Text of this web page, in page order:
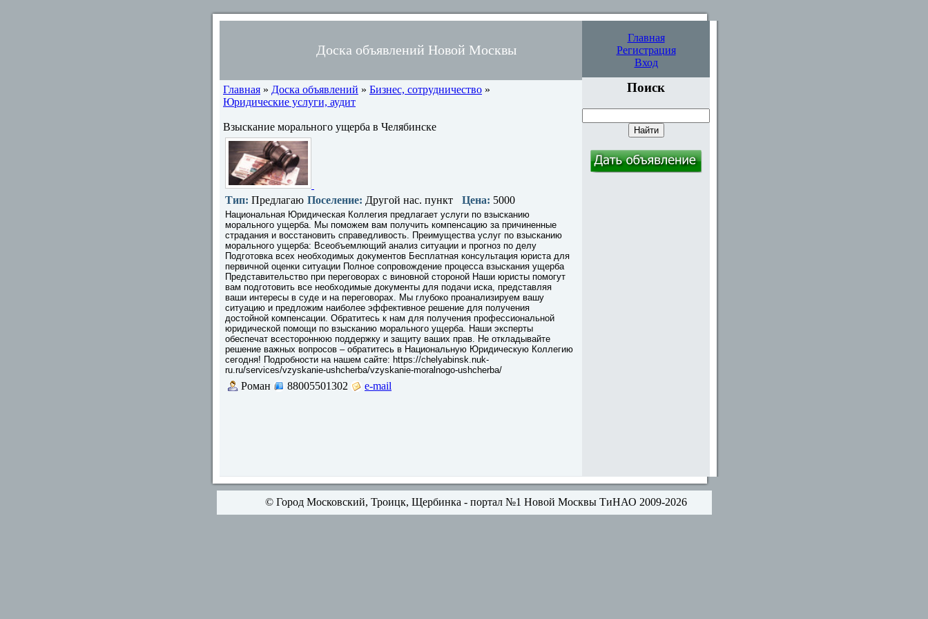
Доска объявлений Новой Москвы
Главная
Регистрация
Вход
Главная » Доска объявлений » Бизнес, сотрудничество »
Юридические услуги, аудит
Взыскание морального ущерба в Челябинске
Тип: Предлагаю Поселение: Другой нас. пункт Цена: 5000
Национальная Юридическая Коллегия предлагает услуги по взысканию
морального ущерба. Мы поможем вам получить компенсацию за причиненные
страдания и восстановить справедливость. Преимущества услуг по взысканию
морального ущерба: Всеобъемлющий анализ ситуации и прогноз по делу
Подготовка всех необходимых документов Бесплатная консультация юриста для
первичной оценки ситуации Полное сопровождение процесса взыскания ущерба
Представительство при переговорах с виновной стороной Наши юристы помогут
вам подготовить все необходимые документы для подачи иска, представляя
ваши интересы в суде и на переговорах. Мы глубоко проанализируем вашу
ситуацию и предложим наиболее эффективное решение для получения
достойной компенсации. Обратитесь к нам для получения профессиональной
юридической помощи по взысканию морального ущерба. Наши эксперты
обеспечат всестороннюю поддержку и защиту ваших прав. Не откладывайте
решение важных вопросов – обратитесь в Национальную Юридическую Коллегию
сегодня! Подробности на нашем сайте: https://chelyabinsk.nuk-
ru.ru/services/vzyskanie-ushcherba/vzyskanie-moralnogo-ushcherba/
Роман 88005501302 e-mail
Поиск
© Город Московский, Троицк, Щербинка - портал №1 Новой Москвы ТиНАО 2009-2026